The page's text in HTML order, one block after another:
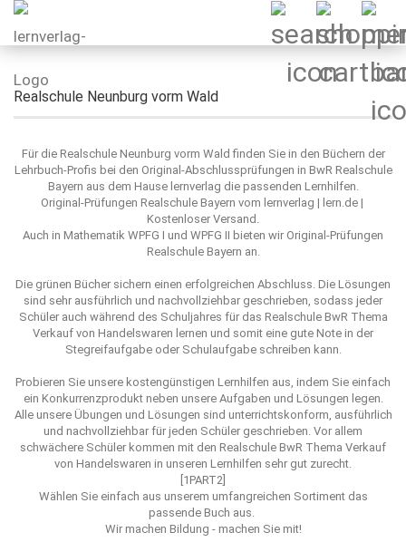
Realschule Neunburg vorm Wald
Für die Realschule Neunburg vorm Wald finden Sie in den Büchern der
Lehrbuch-Profis bei den Original-Abschlussprüfungen in BwR Realschule
Bayern aus dem Hause lernverlag die passenden Lernhilfen.
Original-Prüfungen Realschule Bayern vom lernverlag | lern.de |
Kostenloser Versand.
Auch in Mathematik WPFG I und WPFG II bieten wir Original-Prüfungen
Realschule Bayern an.
Die grünen Bücher sichern einen erfolgreichen Abschluss. Die Lösungen
sind sehr ausführlich und nachvollziehbar geschrieben, sodass jeder
Schüler auch während des Schuljahres für das Realschule BwR Thema
Verkauf von Handelswaren lernen und somit eine gute Note in der
Stegreifaufgabe oder Schulaufgabe schreiben kann.
Probieren Sie unsere kostengünstigen Lernhilfen aus, indem Sie einfach
ein Konkurrenzprodukt neben unsere Aufgaben und Lösungen legen.
Alle unsere Übungen und Lösungen sind unterrichtskonform, ausführlich
und nachvollziehbar für jeden Schüler geschrieben. Vor allem
schwächere Schüler kommen mit den Realschule BwR Thema Verkauf
von Handelswaren in unseren Lernhilfen sehr gut zurecht.
[1PART2]
Wählen Sie einfach aus unserem umfangreichen Sortiment das
passende Buch aus.
Wir machen Bildung - machen Sie mit!